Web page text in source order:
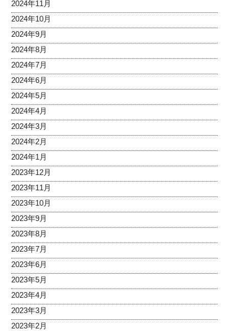
2024年11月
2024年10月
2024年9月
2024年8月
2024年7月
2024年6月
2024年5月
2024年4月
2024年3月
2024年2月
2024年1月
2023年12月
2023年11月
2023年10月
2023年9月
2023年8月
2023年7月
2023年6月
2023年5月
2023年4月
2023年3月
2023年2月